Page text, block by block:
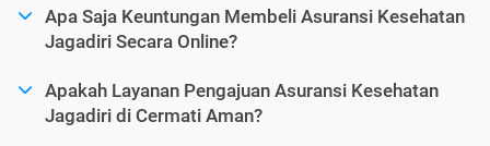
Apa Saja Keuntungan Membeli Asuransi Kesehatan
Jagadiri Secara Online?
Apakah Layanan Pengajuan Asuransi Kesehatan
Jagadiri di Cermati Aman?